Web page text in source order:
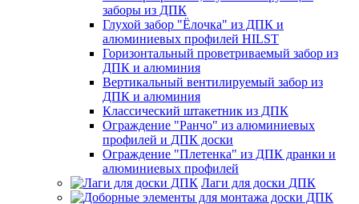
заборы из ДПК
Глухой забор "Ёлочка" из ДПК и
алюминиевых профилей HILST
Горизонтальный проветриваемый забор из
ДПК и алюминия
Вертикальный вентилируемый забор из
ДПК и алюминия
Классический штакетник из ДПК
Ограждение "Ранчо" из алюминиевых
профилей и ДПК доски
Ограждение "Плетенка" из ДПК дранки и
алюминиевых профилей
Лаги для доски ДПК